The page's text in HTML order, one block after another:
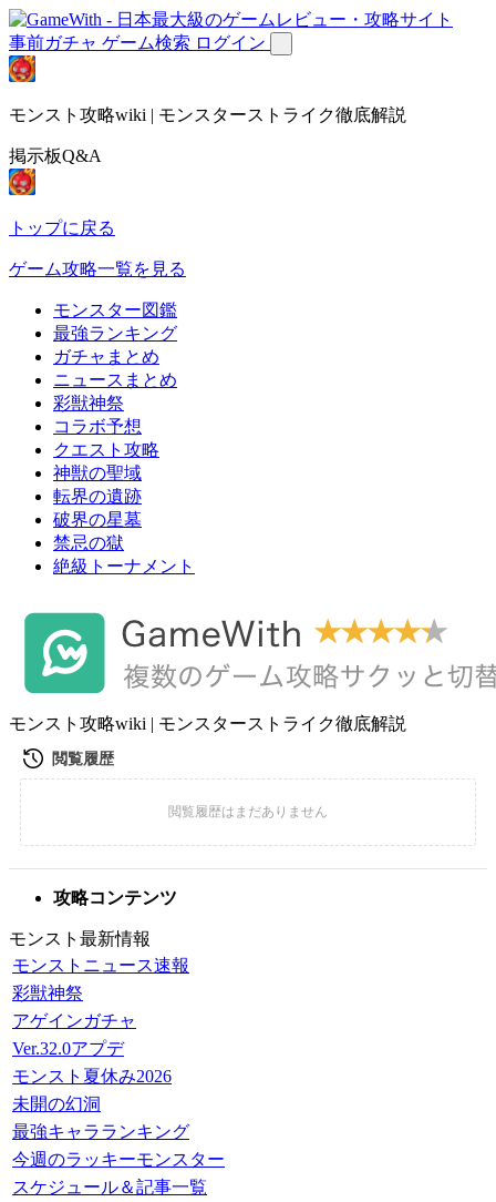
事前ガチャ ゲーム検索 ログイン
モンスト攻略wiki | モンスターストライク徹底解説
掲示板Q&A
トップに戻る
ゲーム攻略一覧を見る
モンスター図鑑
最強ランキング
ガチャまとめ
ニュースまとめ
彩獣神祭
コラボ予想
クエスト攻略
神獣の聖域
転界の遺跡
破界の星墓
禁忌の獄
絶級トーナメント
モンスト攻略wiki | モンスターストライク徹底解説
攻略コンテンツ
モンスト最新情報
モンストニュース速報
彩獣神祭
アゲインガチャ
Ver.32.0アプデ
モンスト夏休み2026
未開の幻洞
最強キャラランキング
今週のラッキーモンスター
スケジュール＆記事一覧